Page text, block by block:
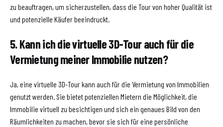
zu beauftragen, um sicherzustellen, dass die Tour von hoher Qualität ist
und potenzielle Käufer beeindruckt.
5. Kann ich die virtuelle 3D-Tour auch für die
Vermietung meiner Immobilie nutzen?
Ja, eine virtuelle 3D-Tour kann auch für die Vermietung von Immobilien
genutzt werden. Sie bietet potenziellen Mietern die Möglichkeit, die
Immobilie virtuell zu besichtigen und sich ein genaues Bild von den
Räumlichkeiten zu machen, bevor sie sich für eine persönliche